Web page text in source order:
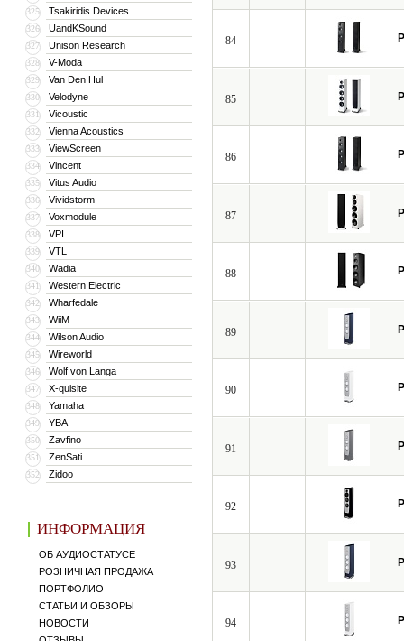
325 Tsakiridis Devices
326 UandKSound
327 Unison Research
328 V-Moda
329 Van Den Hul
330 Velodyne
331 Vicoustic
332 Vienna Acoustics
333 ViewScreen
334 Vincent
335 Vitus Audio
336 Vividstorm
337 Voxmodule
338 VPI
339 VTL
340 Wadia
341 Western Electric
342 Wharfedale
343 WiiM
344 Wilson Audio
345 Wireworld
346 Wolf von Langa
347 X-quisite
348 Yamaha
349 YBA
350 Zavfino
351 ZenSati
352 Zidoo
ИНФОРМАЦИЯ
ОБ АУДИОСТАТУСЕ
РОЗНИЧНАЯ ПРОДАЖА
ПОРТФОЛИО
СТАТЬИ И ОБЗОРЫ
НОВОСТИ
84
85
86
87
88
89
90
91
92
93
94